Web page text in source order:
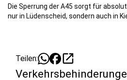
Die Sperrung der A45 sorgt für
nur in Lüdenscheid, sondern auch in
Teilen: open_in_new